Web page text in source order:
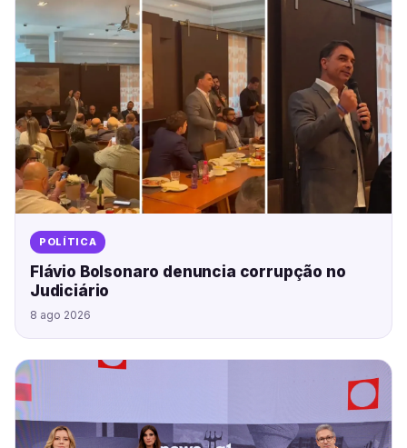
POLÍTICA
Flávio Bolsonaro denuncia corrupção no
Judiciário
8 ago 2026